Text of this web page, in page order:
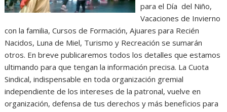
para el Día del Niño,
Vacaciones de Invierno
con la familia, Cursos de Formación, Ajuares para Recién
Nacidos, Luna de Miel, Turismo y Recreación se sumarán
otros. En breve publicaremos todos los detalles que estamos
ultimando para que tengan la información precisa. La Cuota
Sindical, indispensable en toda organización gremial
independiente de los intereses de la patronal, vuelve en
organización, defensa de tus derechos y más beneficios para